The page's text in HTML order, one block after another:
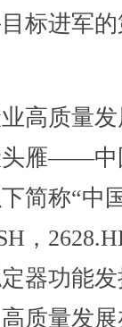
标进军
高质量发
头雁——中
简称“中
，
器功能
质量发